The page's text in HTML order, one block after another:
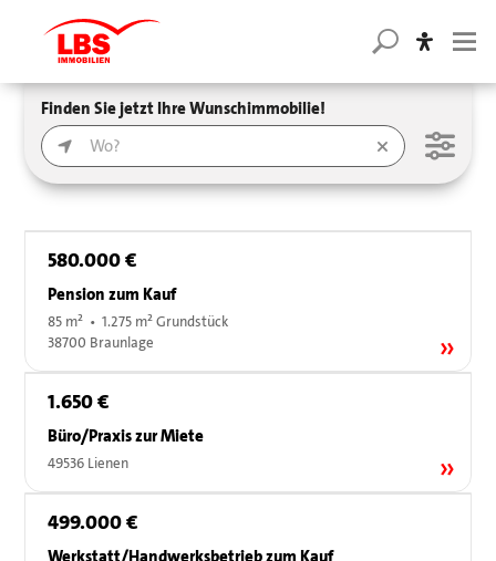
Finden Sie jetzt Ihre Wunschimmobilie!
580.000 €
Pension zum Kauf
85 m² • 1.275 m² Grundstück
38700 Braunlage
1.650 €
Büro/Praxis zur Miete
49536 Lienen
499.000 €